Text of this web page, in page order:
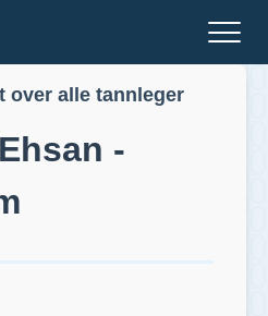
over alle tannleger
Ehsan -